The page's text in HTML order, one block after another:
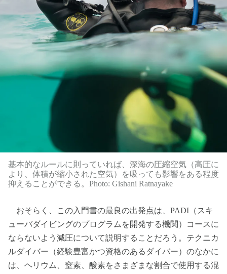
基本的なルールに則っていれば、深海の圧縮空気（高圧に
より、体積が縮小された空気）を吸っても影響をある程度
抑えることができる。Photo: Gishani Ratnayake
おそらく、この入門書の最良の出発点は、PADI（スキ
ューバダイビングのプログラムを開発する機関）コースに
ならないよう減圧について説明することだろう。テクニカ
ルダイバー（経験豊富かつ資格のあるダイバー）のなかに
は、ヘリウム、窒素、酸素をさまざまな割合で使用する混